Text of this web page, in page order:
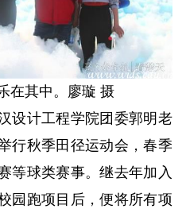
在其中。廖璇 摄
计工程学院团委郭明老
行秋季田径运动会，春季
等球类赛事。继去年加入
园跑项目后，便将所有项